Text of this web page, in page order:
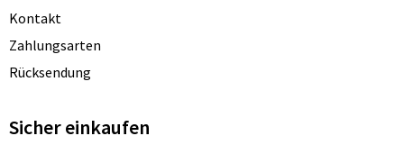
Kontakt
Zahlungsarten
Rücksendung
Sicher einkaufen